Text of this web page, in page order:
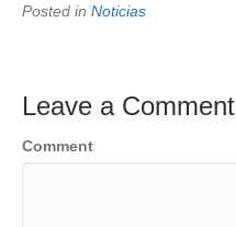
Posted in Noticias
Leave a Comment
Comment